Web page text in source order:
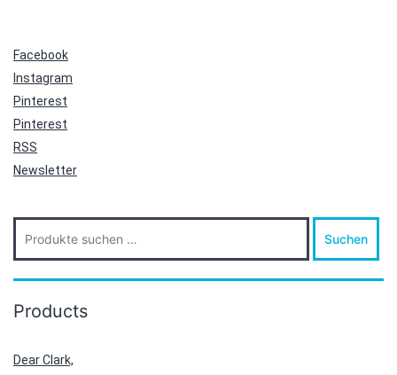
Facebook
Instagram
Pinterest
Pinterest
RSS
Newsletter
nach:
Suchen
Products
Dear Clark,